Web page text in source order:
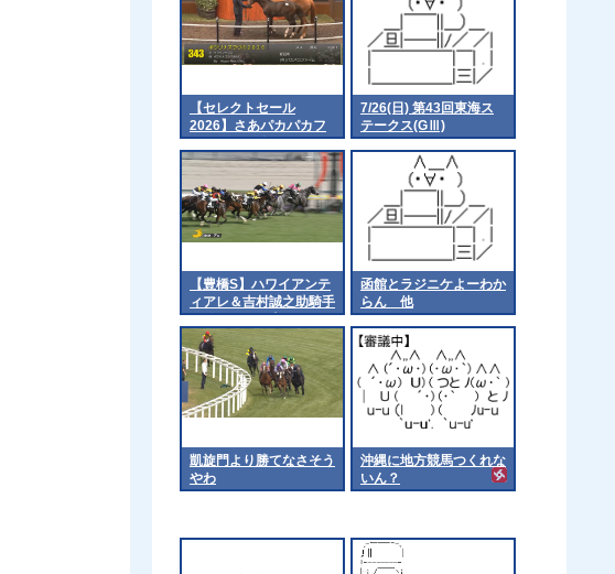
【セレクトセール
2026】さあパカパカフ
ァームだ 他
7/26(日) 第43回東海ス
テークス(GⅢ)
【豊橋S】ハワイアンテ
ィアレ＆吉村誠之助騎手
がｷﾀ━━━━(ﾟ
∀ﾟ)━━━━!!
函館とラジニケよーわか
らん 他
凱旋門より勝てなさそう
やわ
沖縄に地方競馬つくれな
いん？